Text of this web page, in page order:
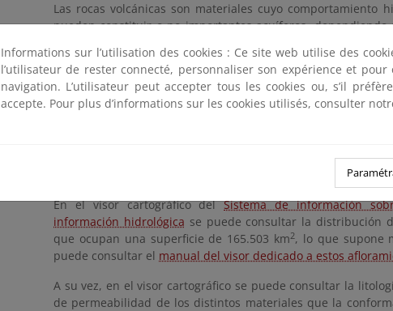
Las rocas volcánicas son materiales cuyo comportamiento
pueden constituir o no importantes acuíferos,
general se consideran materiales impermeables.
representados en España, si se exceptúa el archipiélago
de este origen. La estructura hidrogeológica de estas islas
pequeños acuíferos, desconectados entre sí por
Pero pueden contener acuíferos de interés local en la zona
diaclasadas, que permiten una apreciable circulación de
zona noroeste de la península y en el Sistema Central.
En el visor cartográfico delSistema de información
información hidrológica se puede consultar la distribución
que ocupan una superficie de 165.503 km2, lo que supone
puede consultar el manual del visor dedicado a estos
A su vez, en el visor cartográfico se puede consultar la
de permeabilidad de los distintos materiales que la
Informations sur l’utilisation des cookies : Ce site web utilise des
l’utilisateur de rester connecté, personnaliser son expérience et
navigation. L’utilisateur peut accepter tous les cookies ou, s’il
accepte. Pour plus d’informations sur les cookies utilisés, consulter